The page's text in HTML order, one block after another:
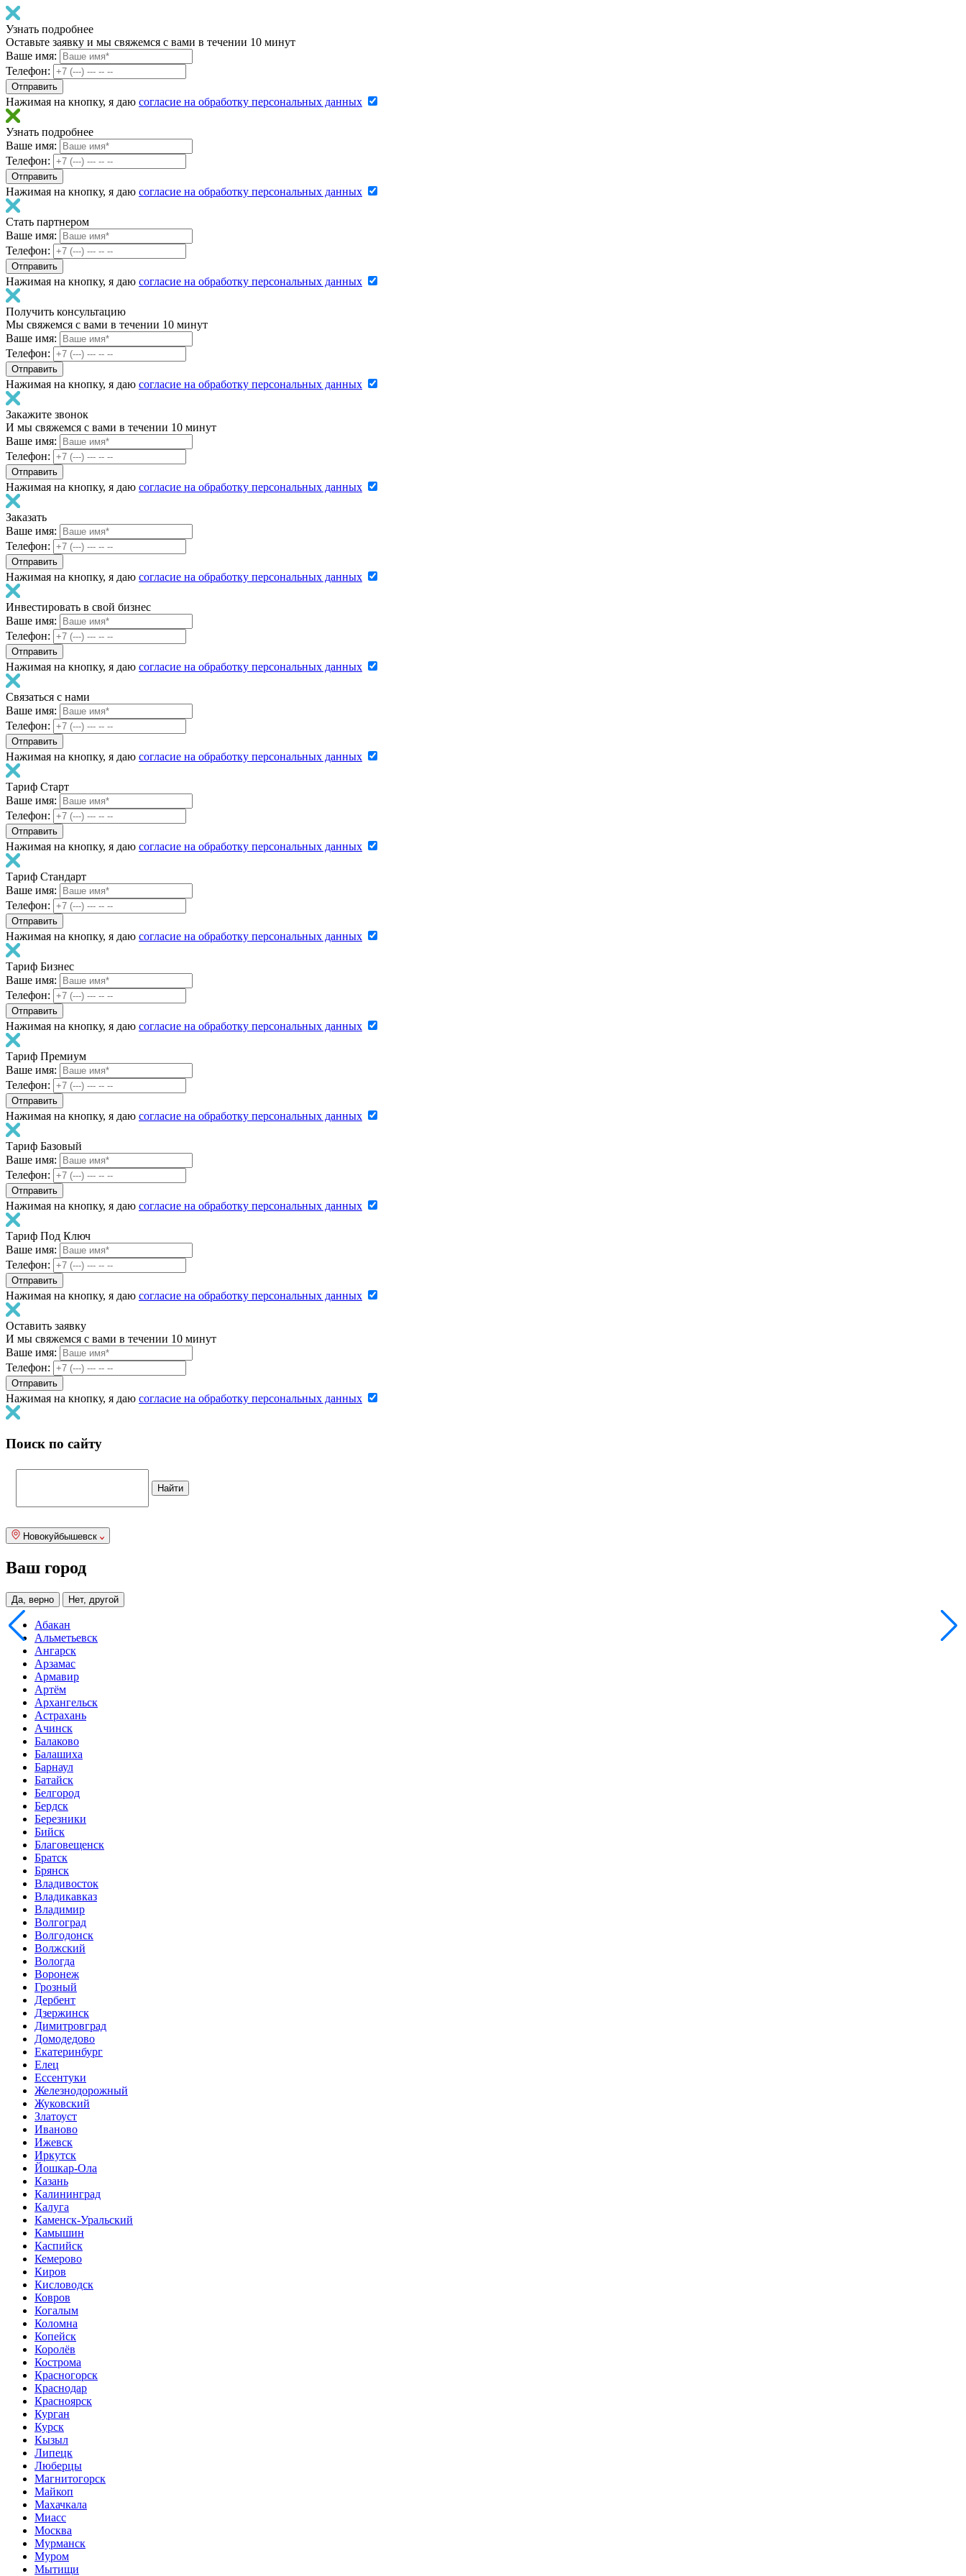
Узнать подробнее
Оставьте заявку и мы свяжемся с вами в течении 10 минут
Ваше имя:
Телефон:
Нажимая на кнопку, я даю согласие на обработку персональных данных
Узнать подробнее
Ваше имя:
Телефон:
Нажимая на кнопку, я даю согласие на обработку персональных данных
Стать партнером
Ваше имя:
Телефон:
Нажимая на кнопку, я даю согласие на обработку персональных данных
Получить консультацию
Мы свяжемся с вами в течении 10 минут
Ваше имя:
Телефон:
Нажимая на кнопку, я даю согласие на обработку персональных данных
Закажите звонок
И мы свяжемся с вами в течении 10 минут
Ваше имя:
Телефон:
Нажимая на кнопку, я даю согласие на обработку персональных данных
Заказать
Ваше имя:
Телефон:
Нажимая на кнопку, я даю согласие на обработку персональных данных
Инвестировать в свой бизнес
Ваше имя:
Телефон:
Нажимая на кнопку, я даю согласие на обработку персональных данных
Связаться с нами
Ваше имя:
Телефон:
Нажимая на кнопку, я даю согласие на обработку персональных данных
Тариф Старт
Ваше имя:
Телефон:
Нажимая на кнопку, я даю согласие на обработку персональных данных
Тариф Стандарт
Ваше имя:
Телефон:
Нажимая на кнопку, я даю согласие на обработку персональных данных
Тариф Бизнес
Ваше имя:
Телефон:
Нажимая на кнопку, я даю согласие на обработку персональных данных
Тариф Премиум
Ваше имя:
Телефон:
Нажимая на кнопку, я даю согласие на обработку персональных данных
Тариф Базовый
Ваше имя:
Телефон:
Нажимая на кнопку, я даю согласие на обработку персональных данных
Тариф Под Ключ
Ваше имя:
Телефон:
Нажимая на кнопку, я даю согласие на обработку персональных данных
Оставить заявку
И мы свяжемся с вами в течении 10 минут
Ваше имя:
Телефон:
Нажимая на кнопку, я даю согласие на обработку персональных данных
Поиск по сайту
Новокуйбышевск
Ваш город
Да, верно Нет, другой
Абакан
Альметьевск
Ангарск
Арзамас
Армавир
Артём
Архангельск
Астрахань
Ачинск
Балаково
Балашиха
Барнаул
Батайск
Белгород
Бердск
Березники
Бийск
Благовещенск
Братск
Брянск
Владивосток
Владикавказ
Владимир
Волгоград
Волгодонск
Волжский
Вологда
Воронеж
Грозный
Дербент
Дзержинск
Димитровград
Домодедово
Екатеринбург
Елец
Ессентуки
Железнодорожный
Жуковский
Златоуст
Иваново
Ижевск
Иркутск
Йошкар-Ола
Казань
Калининград
Калуга
Каменск-Уральский
Камышин
Каспийск
Кемерово
Киров
Кисловодск
Ковров
Когалым
Коломна
Копейск
Королёв
Кострома
Красногорск
Краснодар
Красноярск
Курган
Курск
Кызыл
Липецк
Люберцы
Магнитогорск
Майкоп
Махачкала
Миасс
Москва
Мурманск
Муром
Мытищи